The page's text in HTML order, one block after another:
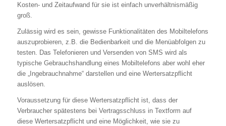
Kosten- und Zeitaufwand für sie ist einfach unverhältnismäßig
groß.
Zulässig wird es sein, gewisse Funktionalitäten des Mobiltelefons
auszuprobieren, z.B. die Bedienbarkeit und die Menüabfolgen zu
testen. Das Telefonieren und Versenden von SMS wird als
typische Gebrauchshandlung eines Mobiltelefons aber wohl eher
die „Ingebrauchnahme“ darstellen und eine Wertersatzpflicht
auslösen.
Voraussetzung für diese Wertersatzpflicht ist, dass der
Verbraucher spätestens bei Vertragsschluss in Textform auf
diese Wertersatzpflicht und eine Möglichkeit, wie sie zu